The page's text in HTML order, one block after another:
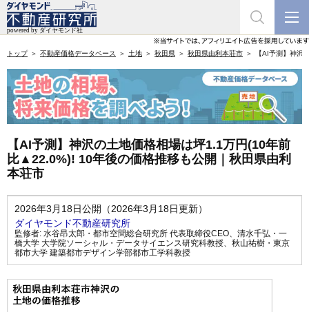
トップ 不動産価格データベース 土地 秋田県 秋田県由利本荘市 【AI予測】神
【AI予測】神沢の土地価格相場は坪1.1万円(10年前
比▲22.0%)! 10年後の価格推移も公開｜秋田県由利
本荘市
2026年3月18日公開（2026年3月18日更新）
ダイヤモンド不動産研究所
監修者: 水谷昂太郎・都市空間総合研究所 代表取締役CEO、 清水千弘・一
橋大学 大学院ソーシャル・データサイエンス研究科教授、 秋山祐樹・東京
都市大学 建築都市デザイン学部都市工学科教授